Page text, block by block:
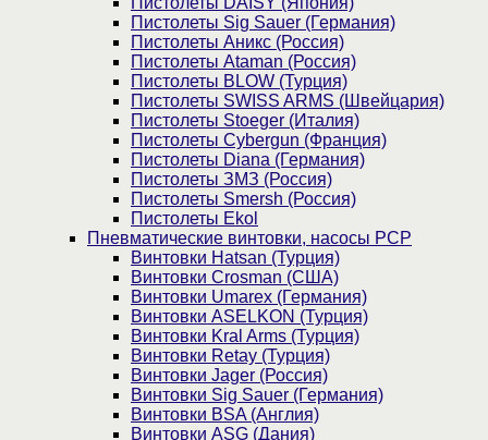
Пистолеты Sig Sauer (Германия)
Пистолеты Аникс (Россия)
Пистолеты Ataman (Россия)
Пистолеты BLOW (Турция)
Пистолеты SWISS ARMS (Швейцария)
Пистолеты Stoeger (Италия)
Пистолеты Cybergun (Франция)
Пистолеты Diana (Германия)
Пистолеты ЗМЗ (Россия)
Пистолеты Smersh (Россия)
Пистолеты Ekol
Пневматические винтовки, насосы PCP
Винтовки Hatsan (Турция)
Винтовки Crosman (США)
Винтовки Umarex (Германия)
Винтовки ASELKON (Турция)
Винтовки Kral Arms (Турция)
Винтовки Retay (Турция)
Винтовки Jager (Россия)
Винтовки Sig Sauer (Германия)
Винтовки BSA (Англия)
Винтовки ASG (Дания)